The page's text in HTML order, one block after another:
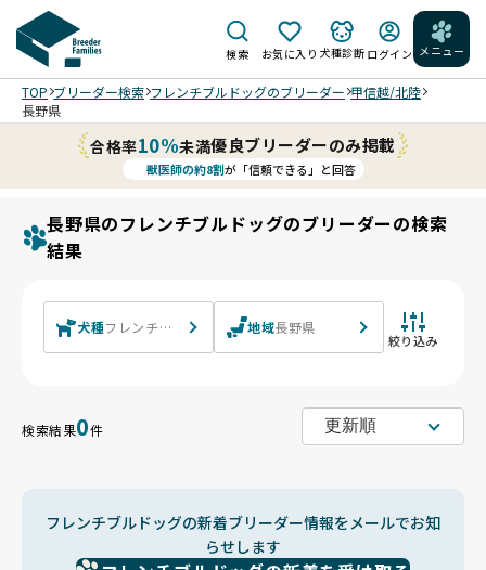
検索 お気に入り 犬種診断 ログイン メニュー
TOP ブリーダー検索 フレンチブルドッグのブリーダー 甲信越/北陸
長野県
合格率10%未満優良ブリーダーのみ掲載
獣医師の約8割が「信頼できる」と回答
長野県のフレンチブルドッグのブリーダーの検索
結果
犬種フレンチブルドッグ 地域長野県
絞り込み
検索結果0件
フレンチブルドッグの新着ブリーダー情報をメールでお知
らせします